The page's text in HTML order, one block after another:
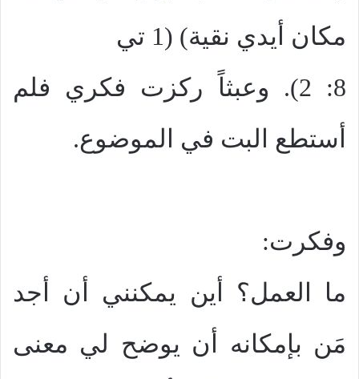
مكان أيدي نقية) (1 تي
8: 2). وعبثاً ركزت فكري فلم
أستطع البت في الموضوع.
وفكرت:
ما العمل؟ أين يمكنني أن أجد
مَن بإمكانه أن يوضح لي معنى